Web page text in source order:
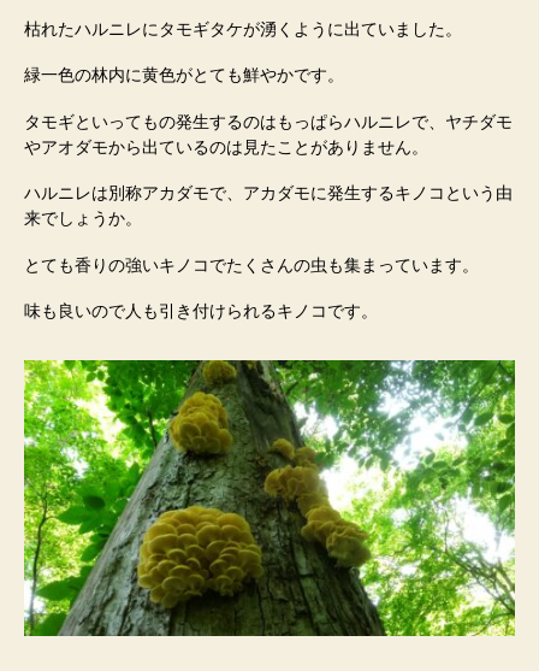
日
枯れたハルニレにタモギタケが湧くように出ていました。
緑一色の林内に黄色がとても鮮やかです。
タモギといってもの発生するのはもっぱらハルニレで、ヤチダモ
やアオダモから出ているのは見たことがありません。
ハルニレは別称アカダモで、アカダモに発生するキノコという由
来でしょうか。
とても香りの強いキノコでたくさんの虫も集まっています。
味も良いので人も引き付けられるキノコです。